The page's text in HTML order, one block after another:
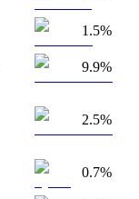
1.5%
9.9%
2.5%
0.7%